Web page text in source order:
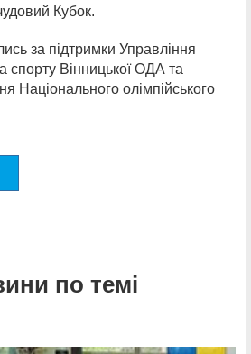
Кубок.
за підтримки Управління
спорту Вінницької ОДА та
Національного олімпійського
по темі